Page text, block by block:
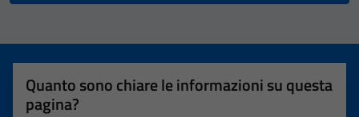
Quanto sono chiare le informazioni su questa
pagina?